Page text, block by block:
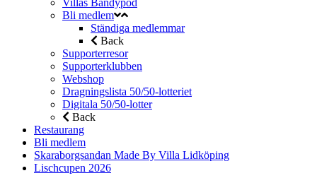
Villas Bandypod
Bli medlem
Ständiga medlemmar
Back
Supporterresor
Supporterklubben
Webshop
Dragningslista 50/50-lotteriet
Digitala 50/50-lotter
Back
Restaurang
Bli medlem
Skaraborgsandan Made By Villa Lidköping
Lischcupen 2026